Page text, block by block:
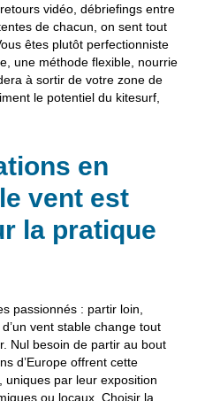
vidéo, débriefings entre
de chacun, on sent tout
êtes plutôt perfectionniste
une méthode flexible, nourrie
à sortir de votre zone de
le potentiel du kitesurf,
en
vent est
la pratique
passionnés : partir loin,
vent stable change tout
Nul besoin de partir au bout
d’Europe offrent cette
par leur exposition
ou locaux. Choisir la